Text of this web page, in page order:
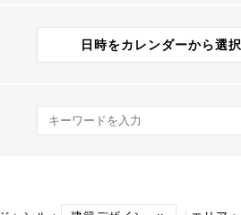
日時をカレンダーから選択
キーワード検索